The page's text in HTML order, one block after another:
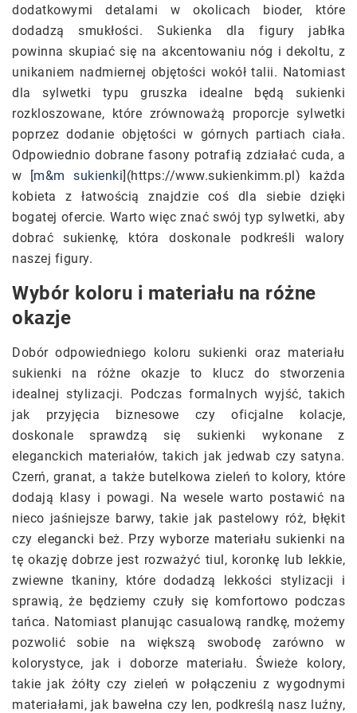
dodatkowymi detalami w okolicach bioder, które
dodadzą smukłości. Sukienka dla figury jabłka
powinna skupiać się na akcentowaniu nóg i dekoltu, z
unikaniem nadmiernej objętości wokół talii. Natomiast
dla sylwetki typu gruszka idealne będą sukienki
rozkloszowane, które zrównoważą proporcje sylwetki
poprzez dodanie objętości w górnych partiach ciała.
Odpowiednio dobrane fasony potrafią zdziałać cuda, a
w [m&m sukienki](https://www.sukienkimm.pl) każda
kobieta z łatwością znajdzie coś dla siebie dzięki
bogatej ofercie. Warto więc znać swój typ sylwetki, aby
dobrać sukienkę, która doskonale podkreśli walory
naszej figury.
Wybór koloru i materiału na różne
okazje
Dobór odpowiedniego koloru sukienki oraz materiału
sukienki na różne okazje to klucz do stworzenia
idealnej stylizacji. Podczas formalnych wyjść, takich
jak przyjęcia biznesowe czy oficjalne kolacje,
doskonale sprawdzą się sukienki wykonane z
eleganckich materiałów, takich jak jedwab czy satyna.
Czerń, granat, a także butelkowa zieleń to kolory, które
dodają klasy i powagi. Na wesele warto postawić na
nieco jaśniejsze barwy, takie jak pastelowy róż, błękit
czy elegancki beż. Przy wyborze materiału sukienki na
tę okazję dobrze jest rozważyć tiul, koronkę lub lekkie,
zwiewne tkaniny, które dodadzą lekkości stylizacji i
sprawią, że będziemy czuły się komfortowo podczas
tańca. Natomiast planując casualową randkę, możemy
pozwolić sobie na większą swobodę zarówno w
kolorystyce, jak i doborze materiału. Świeże kolory,
takie jak żółty czy zieleń w połączeniu z wygodnymi
materiałami, jak bawełna czy len, podkreślą nasz luźny,